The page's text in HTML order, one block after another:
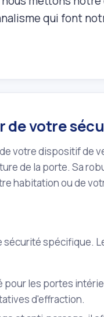
qui font
de votre
votre dispositif de
de la porte. Sa
habitation ou de
sécurité spécifique.
pour les portes
d'effraction.